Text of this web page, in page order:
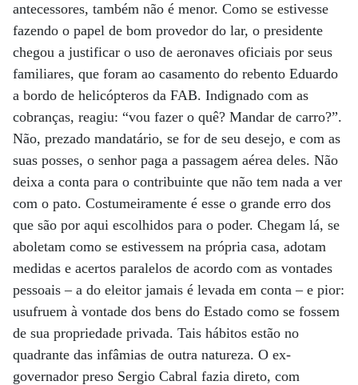
antecessores, também não é menor. Como se estivesse
fazendo o papel de bom provedor do lar, o presidente
chegou a justificar o uso de aeronaves oficiais por seus
familiares, que foram ao casamento do rebento Eduardo
a bordo de helicópteros da FAB. Indignado com as
cobranças, reagiu: “vou fazer o quê? Mandar de carro?”.
Não, prezado mandatário, se for de seu desejo, e com as
suas posses, o senhor paga a passagem aérea deles. Não
deixa a conta para o contribuinte que não tem nada a ver
com o pato. Costumeiramente é esse o grande erro dos
que são por aqui escolhidos para o poder. Chegam lá, se
aboletam como se estivessem na própria casa, adotam
medidas e acertos paralelos de acordo com as vontades
pessoais – a do eleitor jamais é levada em conta – e pior:
usufruem à vontade dos bens do Estado como se fossem
de sua propriedade privada. Tais hábitos estão no
quadrante das infâmias de outra natureza. O ex-
governador preso Sergio Cabral fazia direto, com